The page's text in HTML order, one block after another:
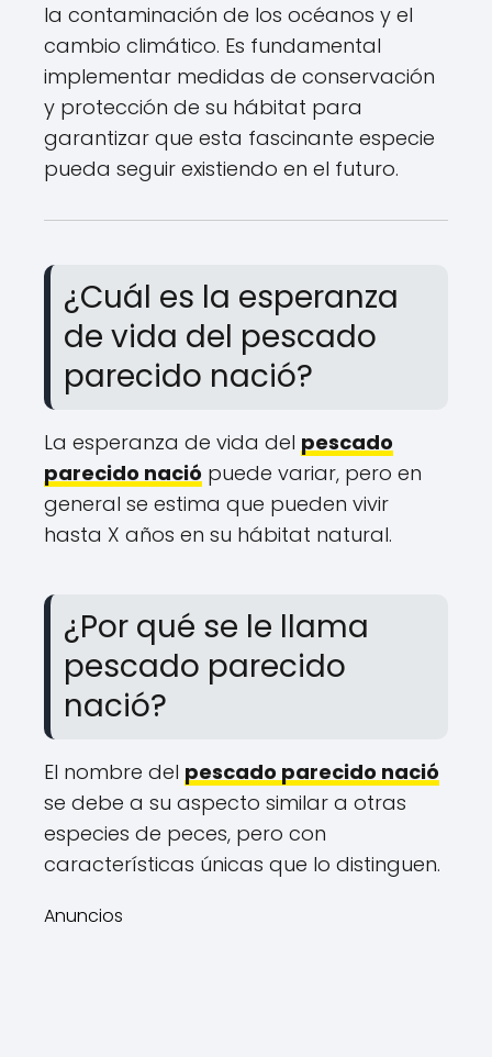
la contaminación de los océanos y el
cambio climático. Es fundamental
implementar medidas de conservación
y protección de su hábitat para
garantizar que esta fascinante especie
pueda seguir existiendo en el futuro.
¿Cuál es la esperanza
de vida del pescado
parecido nació?
La esperanza de vida del pescado
parecido nació puede variar, pero en
general se estima que pueden vivir
hasta X años en su hábitat natural.
¿Por qué se le llama
pescado parecido
nació?
El nombre del pescado parecido nació
se debe a su aspecto similar a otras
especies de peces, pero con
características únicas que lo distinguen.
Anuncios